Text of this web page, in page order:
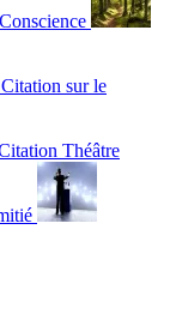
Citation sur le
Théâtre